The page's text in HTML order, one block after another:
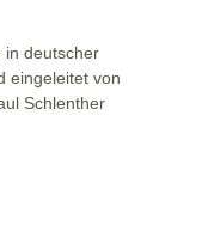
in deutscher
eingeleitet von
Schlenther